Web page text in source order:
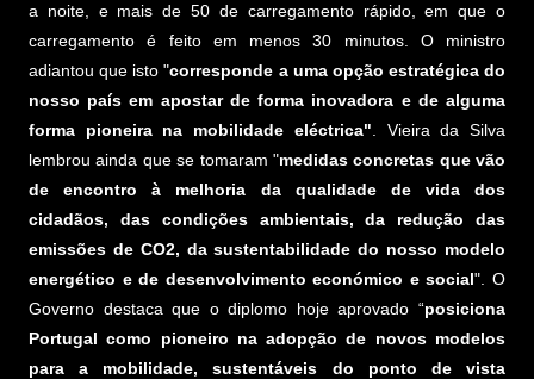
a noite, e mais de 50 de carregamento rápido, em que o
carregamento é feito em menos 30 minutos. O ministro
adiantou que isto "corresponde a uma opção estratégica do
nosso país em apostar de forma inovadora e de alguma
forma pioneira na mobilidade eléctrica" . Vieira da Silva
lembrou ainda que se tomaram "medidas concretas que vão
de encontro à melhoria da qualidade de vida dos
cidadãos, das condições ambientais, da redução das
emissões de CO2, da sustentabilidade do nosso modelo
energético e de desenvolvimento económico e social". O
Governo destaca que o diplomo hoje aprovado “posiciona
Portugal como pioneiro na adopção de novos modelos
para a mobilidade, sustentáveis do ponto de vista